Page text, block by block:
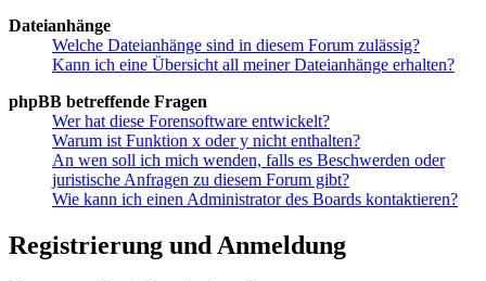
Dateianhänge
Welche Dateianhänge sind in diesem Forum zulässig?
Kann ich eine Übersicht all meiner Dateianhänge erhalten?
phpBB betreffende Fragen
Wer hat diese Forensoftware entwickelt?
Warum ist Funktion x oder y nicht enthalten?
An wen soll ich mich wenden, falls es Beschwerden oder
juristische Anfragen zu diesem Forum gibt?
Wie kann ich einen Administrator des Boards kontaktieren?
Registrierung und Anmeldung